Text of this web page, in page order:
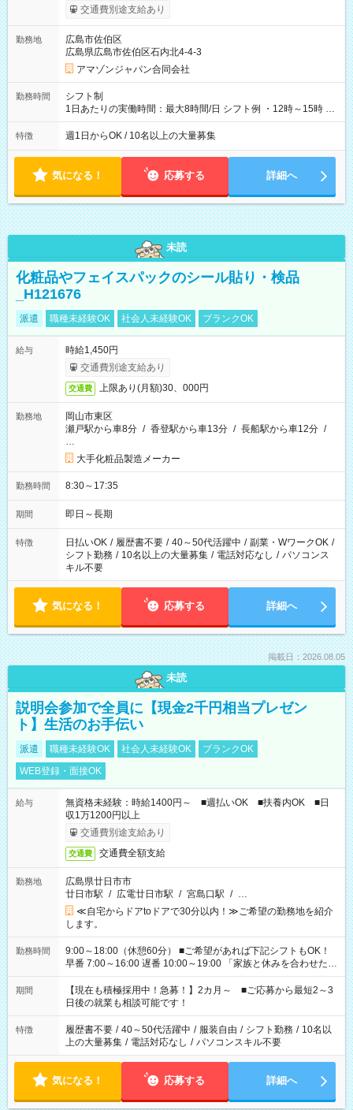
実費支給） ※22:00～翌5:00までは時給25%UP！ ■給与前払い
制度あり ※前払い額の上限あり、手数料無料（Amazon負担）
交通費別途支給あり
勤務地
広島市佐伯区
広島県広島市佐伯区石内北4-4-3
アマゾンジャパン合同会社
勤務時間
シフト制
1日あたりの実働時間：最大8時間/日 シフト例 ・12時～15時 入
社後、就業可能シフトをご確認の上、申請してください。
特徴 週1日からOK / 10名以上の大量募集
気になる！ 応募する 詳細へ
未読
化粧品やフェイスパックのシール貼り・検品
_H121676
派遣 職種未経験OK 社会人未経験OK ブランクOK
給与
時給1,450円
交通費別途支給あり
交通費 上限あり(月額)30、000円
勤務地
岡山市東区
瀬戸駅から車8分 / 香登駅から車13分 / 長船駅から車12分 /
…
大手化粧品製造メーカー
勤務時間 8:30～17:35
期間 即日～長期
特徴 日払いOK / 履歴書不要 / 40～50代活躍中 / 副業・WワークOK /
シフト勤務 / 10名以上の大量募集 / 電話対応なし / パソコンス
キル不要
気になる！ 応募する 詳細へ
掲載日：2026.08.05
未読
説明会参加で全員に【現金2千円相当プレゼン
ト】生活のお手伝い
派遣 職種未経験OK 社会人未経験OK
ブランクOK
WEB登録・面接OK
給与
無資格未経験：時給1400円～ ■週払いOK ■扶養内OK ■日
収1万1200円以上
交通費別途支給あり
交通費 交通費全額支給
勤務地
広島県廿日市市
廿日市駅 / 広電廿日市駅 / 宮島口駅 / …
≪自宅からドアtoドアで30分以内！≫ご希望の勤務地を紹介
します。
勤務時間
9:00～18:00（休憩60分） ■ご希望があれば下記シフトもOK！
早番 7:00～16:00 遅番 10:00～19:00 「家族と休みを合わせた
い」 「余裕を持って夕飯の準備がしたい」 「できれば残業はし
たくない」 など、ご希望を教えてくださいね。 ※Wワーク希望
の方へ 今ご覧のお仕事で希望する勤務時間と、もう1つのお仕事
の勤務時間。 合計で週40時間を超える場合は応募できません。
期間
【現在も積極採用中！急募！】2カ月～ ■ご応募から最短2～3
日後の就業も相談可能です！
特徴 履歴書不要 / 40～50代活躍中 / 服装自由 / シフト勤務 / 10名以
上の大量募集 / 電話対応なし / パソコンスキル不要
気になる！ 応募する 詳細へ